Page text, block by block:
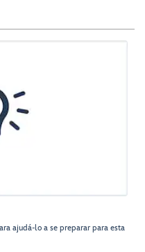
ajudá-lo a se preparar para esta